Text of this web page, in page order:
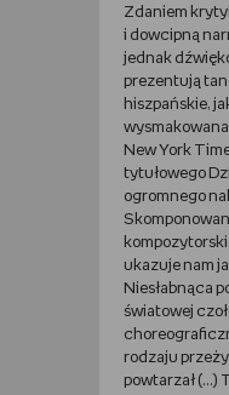
Zdaniem
i dowcipną
jednak
prezentują
hiszpańskie,
New York
tytułowego
ogromnego
ukazuje nam
Niesłabnąca
światowej
rodzaju
powtarzał (…)